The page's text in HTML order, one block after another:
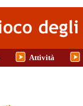
Attività